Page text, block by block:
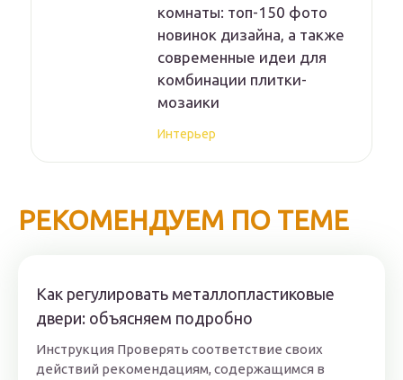
комнаты: топ-150 фото
новинок дизайна, а также
современные идеи для
комбинации плитки-
мозаики
Интерьер
РЕКОМЕНДУЕМ ПО ТЕМЕ
Как регулировать металлопластиковые
двери: объясняем подробно
Инструкция Проверять соответствие своих
действий рекомендациям, содержащимся в